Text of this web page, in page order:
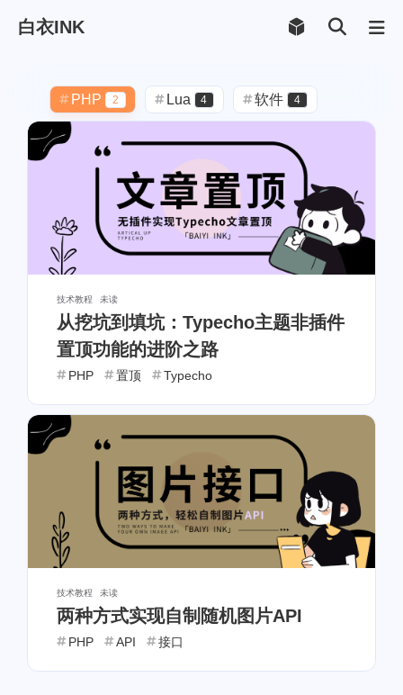
白衣INK
Lua 4 软件 4
Android
Hexo 备份 1 博客 2
主题美化 3 CSS 4
solitude
返回顶部 1 JavaScript 3
备份记录 1 Markdown
PHP 2
经验分享 互联网产品
开发者生态 复制 1
Typecho 1
懒加载 1 html 1
博客运营 1 情侣 1
技术教程 未读
从挖坑到填坑：Typecho主题非插件
置顶功能的进阶之路
PHP 置顶 Typecho
技术教程 未读
两种方式实现自制随机图片API
PHP API 接口